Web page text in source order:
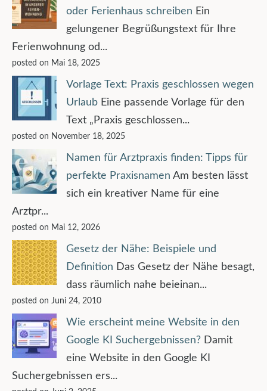
oder Ferienhaus schreiben Ein
gelungener Begrüßungstext für Ihre
Ferienwohnung od...
posted on Mai 18, 2025
Vorlage Text: Praxis geschlossen wegen
Urlaub Eine passende Vorlage für den
Text „Praxis geschlossen...
posted on November 18, 2025
Namen für Arztpraxis finden: Tipps für
perfekte Praxisnamen Am besten lässt
sich ein kreativer Name für eine
Arztpr...
posted on Mai 12, 2026
Gesetz der Nähe: Beispiele und
Definition Das Gesetz der Nähe besagt,
dass räumlich nahe beieinan...
posted on Juni 24, 2010
Wie erscheint meine Website in den
Google KI Suchergebnissen? Damit
eine Website in den Google KI
Suchergebnissen ers...